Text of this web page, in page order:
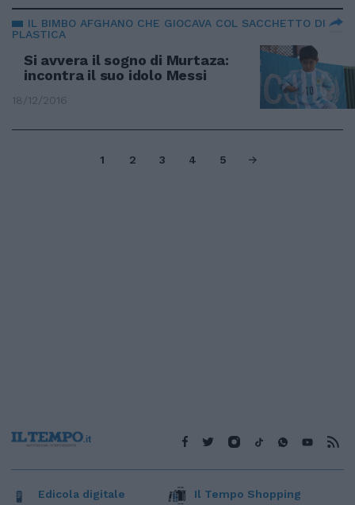
IL BIMBO AFGHANO CHE GIOCAVA COL SACCHETTO DI
PLASTICA
Si avvera il sogno di Murtaza:
incontra il suo idolo Messi
18/12/2016
1 2 3 4 5
Edicola digitale Il Tempo Shopping